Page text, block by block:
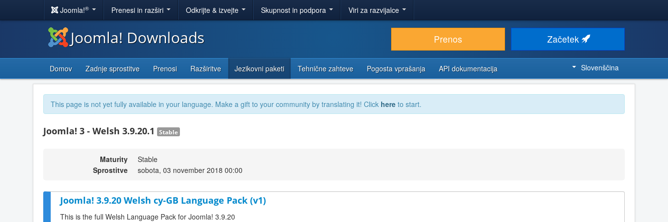
Joomla!® Prenesi in razširi Odkrijte & izvejte Skupnost in podpora Viri za razvijalce
Joomla! Downloads Prenos Začetek
Domov Zadnje sprostitve Prenosi Razširitve Jezikovni paketi Tehnične zahteve Pogosta vprašanja API dokumentacija Slovenščina
This page is not yet fully available in your language. Make a gift to your community by translating it! Click here to start.
Joomla! 3 - Welsh 3.9.20.1 Stable
Maturity
Stable
Sprostitve
sobota, 03 november 2018 00:00
Joomla! 3.9.20 Welsh cy-GB Language Pack (v1)
This is the full Welsh Language Pack for Joomla! 3.9.20